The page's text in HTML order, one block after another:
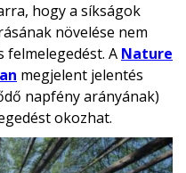
hogy a síkságok
növelése nem
A Nature
megjelent jelentés
napfény arányának)
okozhat.